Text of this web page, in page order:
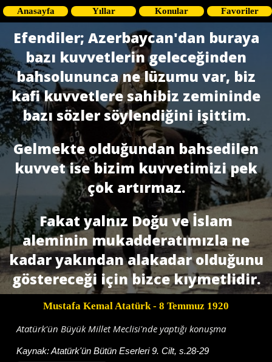
Anasayfa Yıllar Konular Favoriler
Efendiler; Azerbaycan'dan buraya
bazı kuvvetlerin geleceğinden
bahsolununca ne lüzumu var, biz
kafi kuvvetlere sahibiz zemininde
bazı sözler söylendiğini işittim.
Gelmekte olduğundan bahsedilen
kuvvet ise bizim kuvvetimizi pek
çok artırmaz.
Fakat yalnız Doğu ve İslam
aleminin mukadderatımızla ne
kadar yakından alakadar olduğunu
göstereceği için bizce kıymetlidir.
Mustafa Kemal Atatürk- 8 Temmuz 1920
Atatürk'ün Büyük Millet Meclisi'nde yaptığı konuşma
Kaynak:Atatürk'ün Bütün Eserleri 9. Cilt, s.28-29